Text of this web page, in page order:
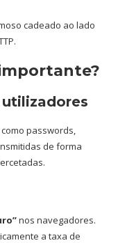
cadeado ao lado
passwords,
de forma
nos navegadores.
a taxa de